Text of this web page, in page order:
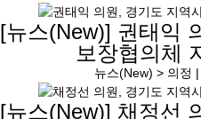
[뉴스(New)] 권태익
보장협의체
뉴스(New) > 의정 |
[뉴스(New)] 채정선